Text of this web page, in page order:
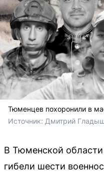
Тюменцев похоронили в
Источник: Дмитрий
В Тюменской
гибели шести